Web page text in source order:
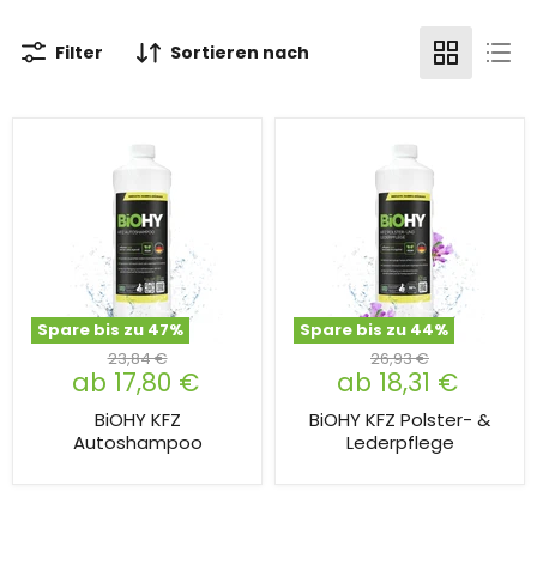
Filter Sortieren nach
Spare bis zu 47%
ab 17,80 €
23,84 €
BiOHY KFZ
Autoshampoo
Spare bis zu 44%
ab 18,31 €
26,93 €
BiOHY KFZ Polster- &
Lederpflege